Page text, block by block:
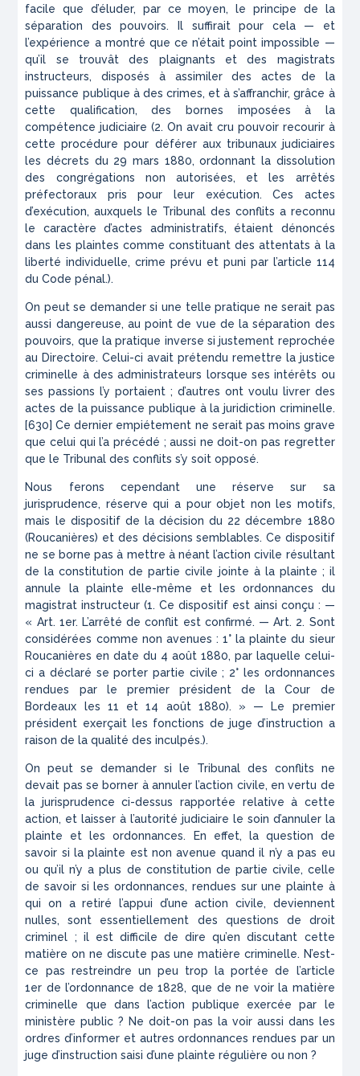
facile que d’éluder, par ce moyen, le principe de la
séparation des pouvoirs. Il suffirait pour cela — et
l’expérience a montré que ce n’était point impossible —
qu’il se trouvât des plaignants et des magistrats
instructeurs, disposés à assimiler des actes de la
puissance publique à des crimes, et à s’affranchir, grâce à
cette qualification, des bornes imposées à la
compétence judiciaire (2. On avait cru pouvoir recourir à
cette procédure pour déférer aux tribunaux judiciaires
les décrets du 29 mars 1880, ordonnant la dissolution
des congrégations non autorisées, et les arrêtés
préfectoraux pris pour leur exécution. Ces actes
d’exécution, auxquels le Tribunal des conflits a reconnu
le caractère d’actes administratifs, étaient dénoncés
dans les plaintes comme constituant des attentats à la
liberté individuelle, crime prévu et puni par l’article 114
du Code pénal.).
On peut se demander si une telle pratique ne serait pas
aussi dangereuse, au point de vue de la séparation des
pouvoirs, que la pratique inverse si justement reprochée
au Directoire. Celui-ci avait prétendu remettre la justice
criminelle à des administrateurs lorsque ses intérêts ou
ses passions l’y portaient ; d’autres ont voulu livrer des
actes de la puissance publique à la juridiction criminelle.
[630] Ce dernier empiétement ne serait pas moins grave
que celui qui l’a précédé ; aussi ne doit-on pas regretter
que le Tribunal des conflits s’y soit opposé.
Nous ferons cependant une réserve sur sa
jurisprudence, réserve qui a pour objet non les motifs,
mais le dispositif de la décision du 22 décembre 1880
(Roucanières) et des décisions semblables. Ce dispositif
ne se borne pas à mettre à néant l’action civile résultant
de la constitution de partie civile jointe à la plainte ; il
annule la plainte elle-même et les ordonnances du
magistrat instructeur (1. Ce dispositif est ainsi conçu : —
« Art. 1er. L’arrêté de conflit est confirmé. — Art. 2. Sont
considérées comme non avenues : 1° la plainte du sieur
Roucanières en date du 4 août 1880, par laquelle celui-
ci a déclaré se porter partie civile ; 2° les ordonnances
rendues par le premier président de la Cour de
Bordeaux les 11 et 14 août 1880). » — Le premier
président exerçait les fonctions de juge d’instruction a
raison de la qualité des inculpés.).
On peut se demander si le Tribunal des conflits ne
devait pas se borner à annuler l’action civile, en vertu de
la jurisprudence ci-dessus rapportée relative à cette
action, et laisser à l’autorité judiciaire le soin d’annuler la
plainte et les ordonnances. En effet, la question de
savoir si la plainte est non avenue quand il n’y a pas eu
ou qu’il n’y a plus de constitution de partie civile, celle
de savoir si les ordonnances, rendues sur une plainte à
qui on a retiré l’appui d’une action civile, deviennent
nulles, sont essentiellement des questions de droit
criminel ; il est difficile de dire qu’en discutant cette
matière on ne discute pas une matière criminelle. N’est-
ce pas restreindre un peu trop la portée de l’article
1er de l’ordonnance de 1828, que de ne voir la matière
criminelle que dans l’action publique exercée par le
ministère public ? Ne doit-on pas la voir aussi dans les
ordres d’informer et autres ordonnances rendues par un
juge d’instruction saisi d’une plainte régulière ou non ?